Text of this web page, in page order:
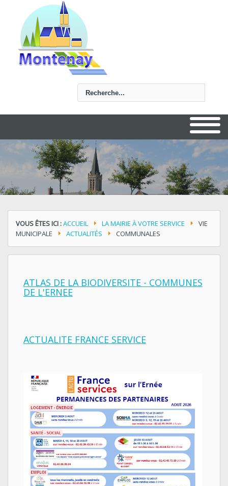
VOUS ÊTES ICI :ACCUEIL LA MAIRIE À VOTRE SERVICE
VIE
MUNICIPALE
ACTUALITÉS COMMUNALES
ATLAS DE LA BIODIVERSITE - COMMUNES
DE L'ERNEE
ACTUALITE FRANCE SERVICE